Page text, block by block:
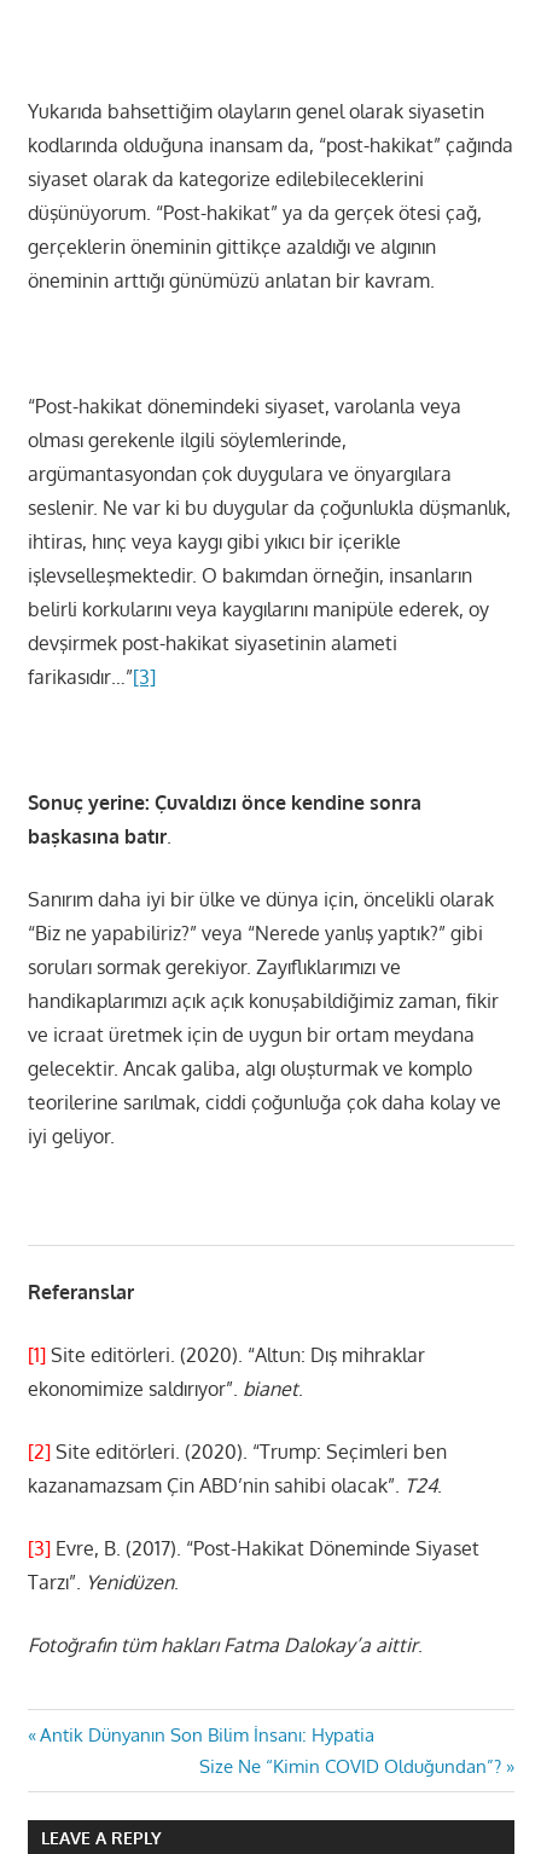
Yukarıda bahsettiğim olayların genel olarak siyasetin
kodlarında olduğuna inansam da, “post-hakikat” çağında
siyaset olarak da kategorize edilebileceklerini
düşünüyorum. “Post-hakikat” ya da gerçek ötesi çağ,
gerçeklerin öneminin gittikçe azaldığı ve algının
öneminin arttığı günümüzü anlatan bir kavram.
“Post-hakikat dönemindeki siyaset, varolanla veya
olması gerekenle ilgili söylemlerinde,
argümantasyondan çok duygulara ve önyargılara
seslenir. Ne var ki bu duygular da çoğunlukla düşmanlık,
ihtiras, hınç veya kaygı gibi yıkıcı bir içerikle
işlevselleşmektedir. O bakımdan örneğin, insanların
belirli korkularını veya kaygılarını manipüle ederek, oy
devşirmek post-hakikat siyasetinin alameti
farikasıdır…”[3]
Sonuç yerine: Çuvaldızı önce kendine sonra
başkasına batır.
Sanırım daha iyi bir ülke ve dünya için, öncelikli olarak
“Biz ne yapabiliriz?” veya “Nerede yanlış yaptık?” gibi
soruları sormak gerekiyor. Zayıflıklarımızı ve
handikaplarımızı açık açık konuşabildiğimiz zaman, fikir
ve icraat üretmek için de uygun bir ortam meydana
gelecektir. Ancak galiba, algı oluşturmak ve komplo
teorilerine sarılmak, ciddi çoğunluğa çok daha kolay ve
iyi geliyor.
Referanslar
[1]Site editörleri. (2020). “Altun: Dış mihraklar
ekonomimize saldırıyor”. bianet.
[2]Site editörleri. (2020). “Trump: Seçimleri ben
kazanamazsam Çin ABD’nin sahibi olacak”. T24.
[3]Evre, B. (2017). “Post-Hakikat Döneminde Siyaset
Tarzı”. Yenidüzen.
Fotoğrafın tüm hakları Fatma Dalokay’a aittir.
Yazı
gezinmesi
Previous
Antik Dünyanın Son Bilim İnsanı: Hypatia
Next
Post:
Size Ne “Kimin COVID Olduğundan”?
LEAVE A REPLY